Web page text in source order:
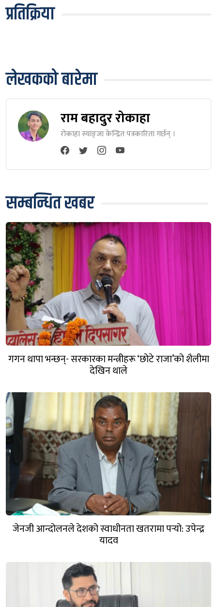
प्रतिक्रिया
लेखकको बारेमा
राम बहादुर रोकाहा
रोकाहा स्याङ्जा केन्द्रित पत्रकारिता गर्छन् ।
सम्बन्धित खबर
गगन थापा भन्छन्- सरकारका मन्त्रीहरू ‘छोटे राजा’को शैलीमा
देखिन थाले
जेनजी आन्दोलनले देशको स्वाधीनता खतरामा पर्‍यो: उपेन्द्र
यादव